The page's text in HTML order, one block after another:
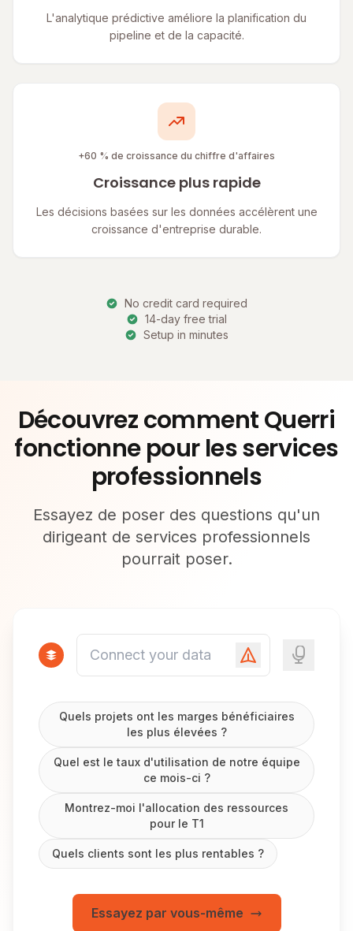
L'analytique prédictive améliore la planification du
pipeline et de la capacité.
+60 % de croissance du chiffre d'affaires
Croissance plus rapide
Les décisions basées sur les données accélèrent une
croissance d'entreprise durable.
No credit card required
14-day free trial
Setup in minutes
Découvrez comment Querri
fonctionne pour les services
professionnels
Essayez de poser des questions qu'un
dirigeant de services professionnels
pourrait poser.
Quels projets ont les marges bénéficiaires
les plus élevées ?
Quel est le taux d'utilisation de notre équipe
ce mois-ci ?
Montrez-moi l'allocation des ressources
pour le T1
Quels clients sont les plus rentables ?
Essayez par vous-même